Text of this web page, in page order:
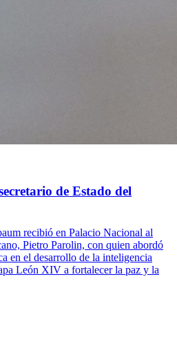
de Estado del
recibió en Palacio Nacional al
Pietro Parolin, con quien abordó
en el desarrollo de la inteligencia
León XIV a fortalecer la paz y la